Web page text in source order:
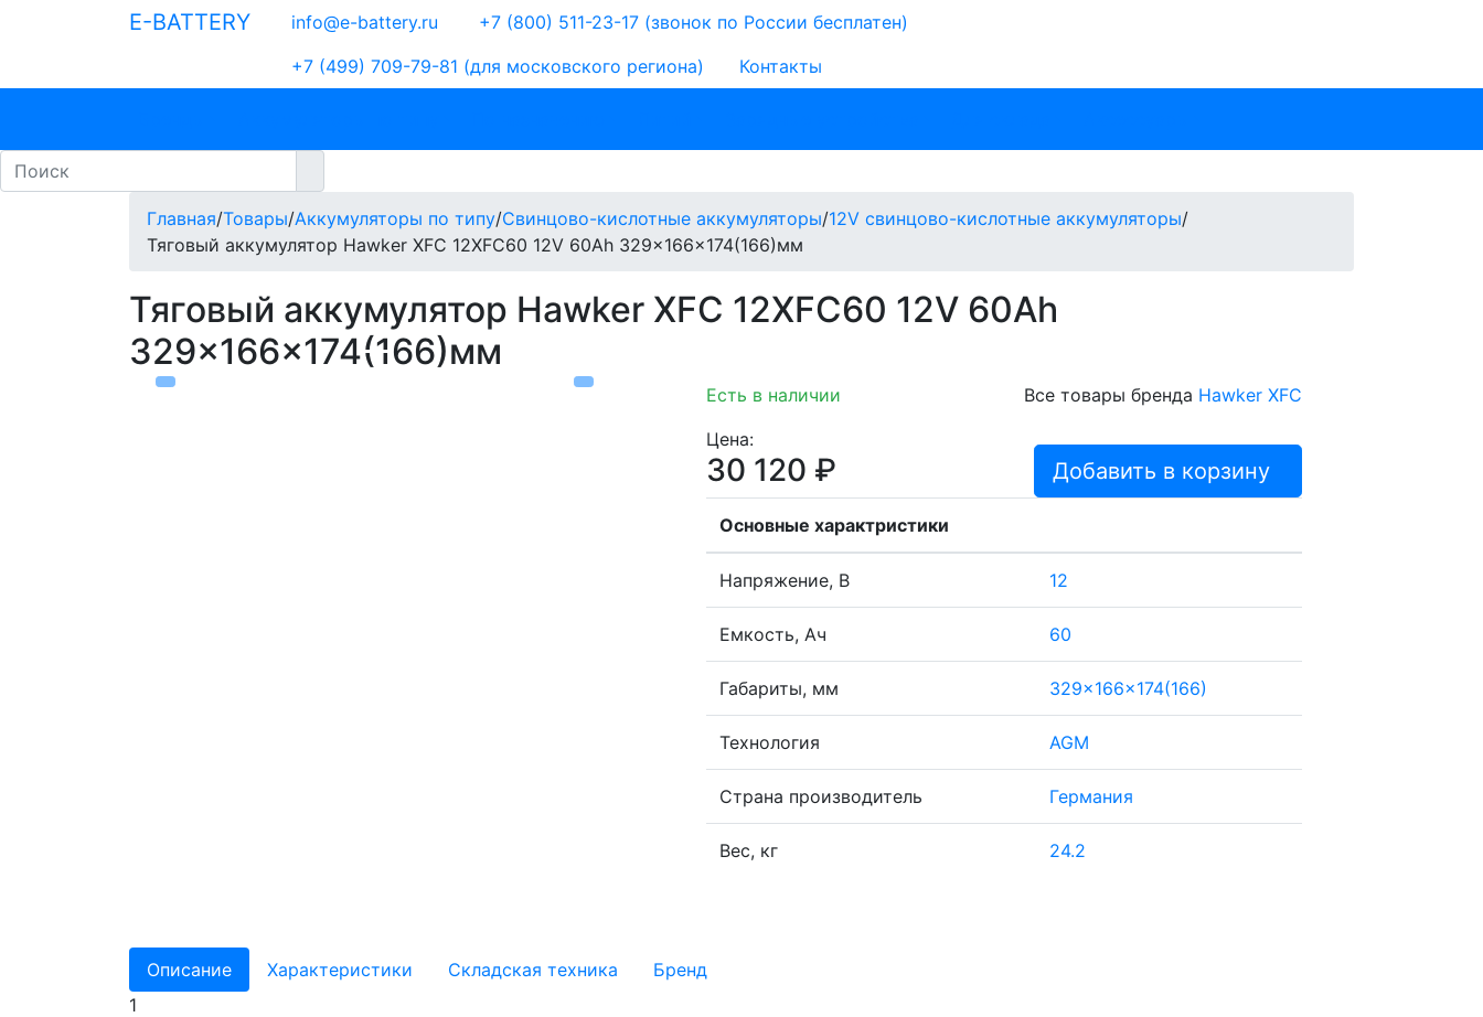
E-BATTERY info@e-battery.ru +7 (800) 511-23-17 (звонок по России бесплатен)
+7 (499) 709-79-81 (для московского региона) Контакты
Главная/Товары/Аккумуляторы по типу/Свинцово-кислотные аккумуляторы/12V свинцово-кислотные аккумуляторы/
Тяговый аккумулятор Hawker XFC 12XFC60 12V 60Ah 329x166x174(166)мм
Тяговый аккумулятор Hawker XFC 12XFC60 12V 60Ah
329x166x174(166)мм
Есть в наличии Все товары бренда Hawker XFC
Цена:
30 120 ₽ Добавить в корзину
Основные характристики
Напряжение, В 12
Емкость, Ач 60
Габариты, мм 329x166x174(166)
Технология AGM
Страна производитель Германия
Вес, кг 24.2
Описание Характеристики Складская техника
Бренд
1